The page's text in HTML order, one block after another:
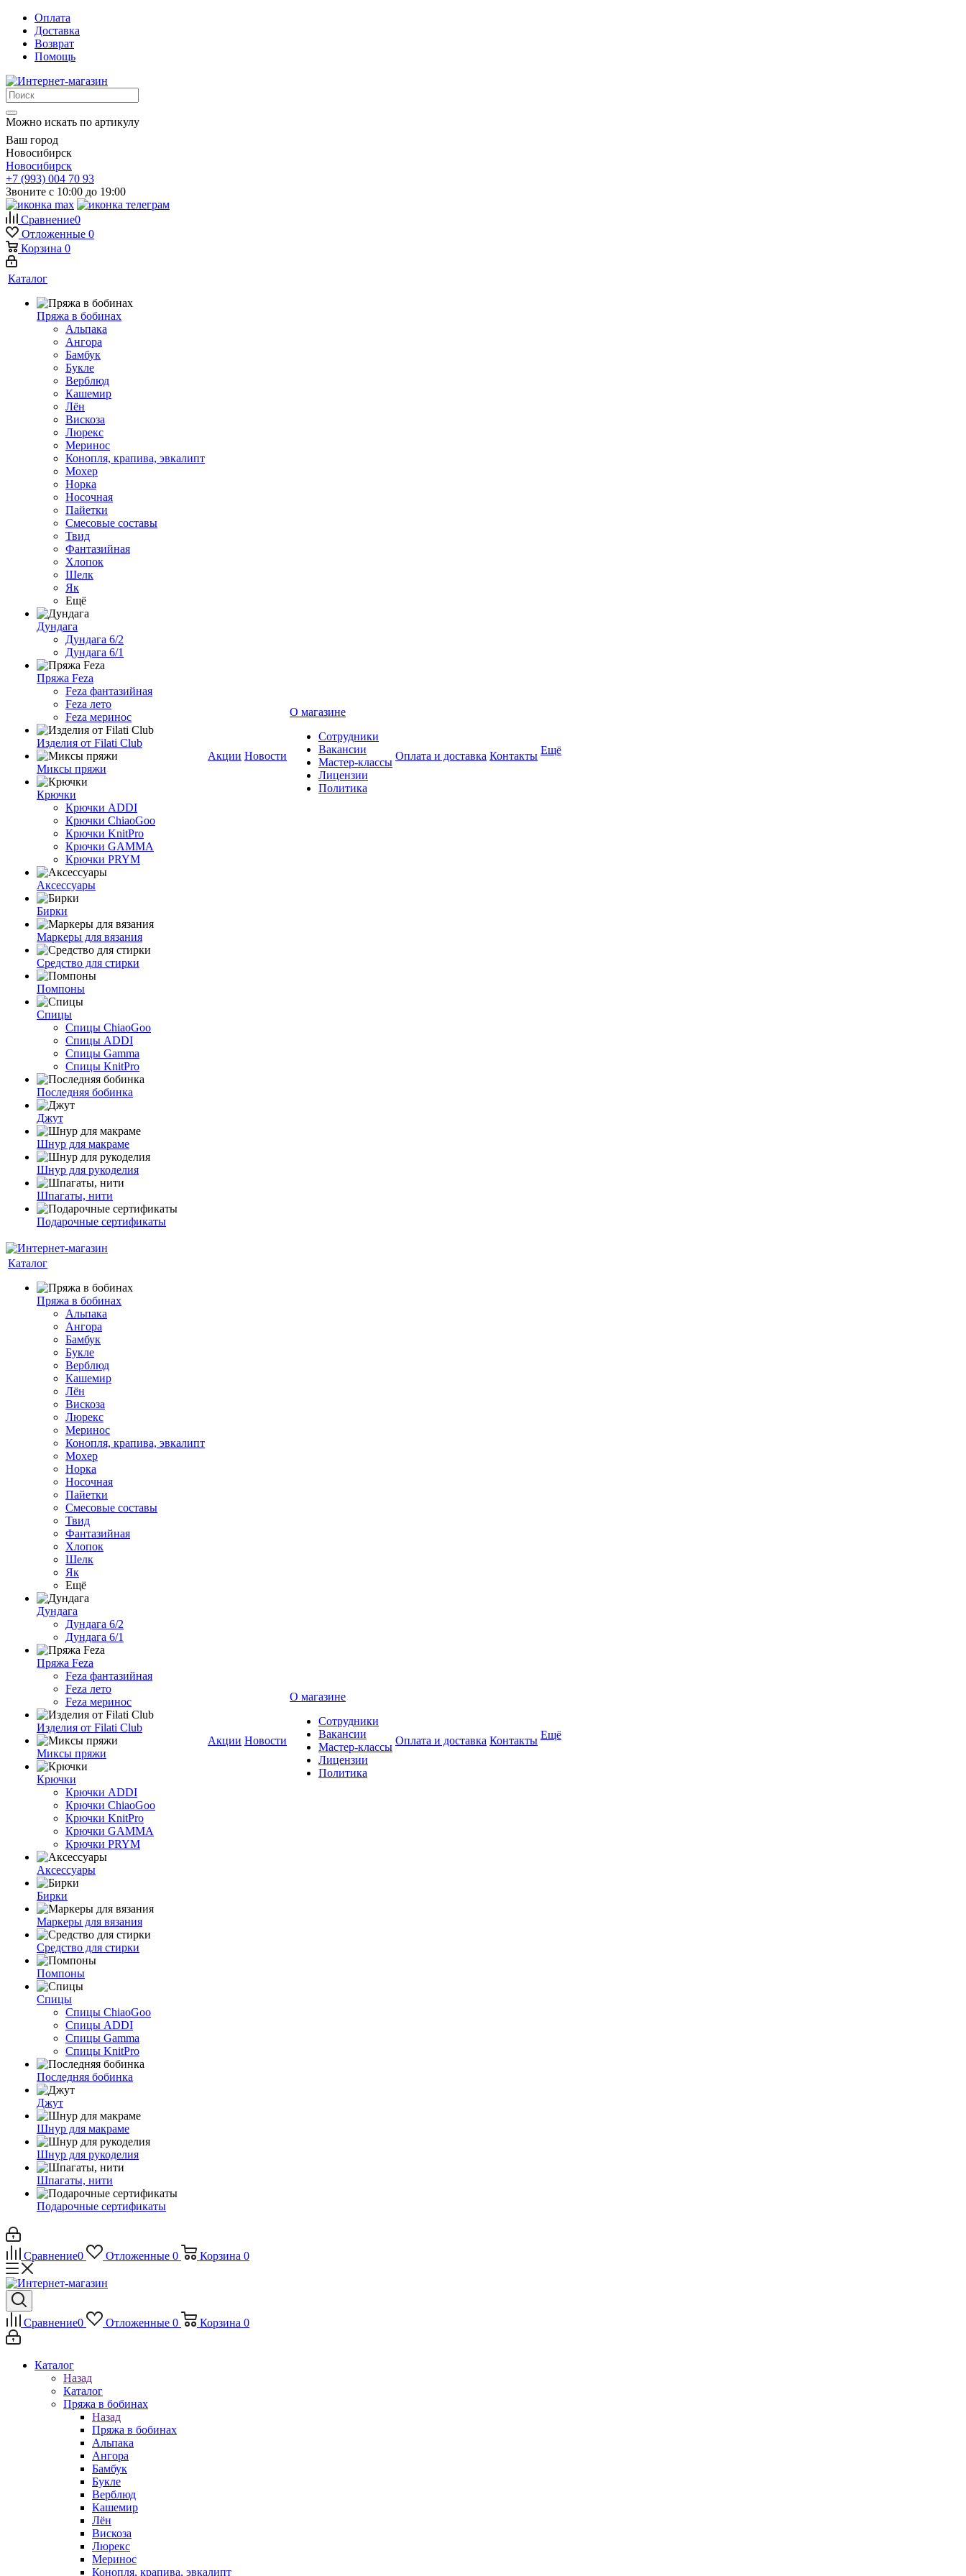
Оплата
Доставка
Возврат
Помощь
Можно искать по артикулу
Ваш город
Новосибирск
Новосибирск
+7 (993) 004 70 93
Звоните с 10:00 до 19:00
Сравнение0
Отложенные 0
Корзина 0
Каталог
Пряжа в бобинах
Альпака
Ангора
Бамбук
Букле
Верблюд
Кашемир
Лён
Вискоза
Люрекс
Меринос
Конопля, крапива, эвкалипт
Мохер
Норка
Носочная
Пайетки
Смесовые составы
Твид
Фантазийная
Хлопок
Шелк
Як
Ещё
Дундага
Дундага 6/2
Дундага 6/1
Пряжа Feza
Feza фантазийная
Feza лето
Feza меринос
Изделия от Filati Club
Миксы пряжи
Крючки
Крючки ADDI
Крючки ChiaoGoo
Крючки KnitPro
Крючки GAMMA
Крючки PRYM
Аксессуары
Бирки
Маркеры для вязания
Средство для стирки
Помпоны
Спицы
Спицы ChiaoGoo
Спицы ADDI
Спицы Gamma
Спицы KnitPro
Последняя бобинка
Джут
Шнур для макраме
Шнур для рукоделия
Шпагаты, нити
Подарочные сертификаты
Акции Новости
О магазине
Сотрудники
Вакансии
Мастер-классы
Лицензии
Политика
Оплата и доставка Контакты Ещё
Каталог
Пряжа в бобинах
Альпака
Ангора
Бамбук
Букле
Верблюд
Кашемир
Лён
Вискоза
Люрекс
Меринос
Конопля, крапива, эвкалипт
Мохер
Норка
Носочная
Пайетки
Смесовые составы
Твид
Фантазийная
Хлопок
Шелк
Як
Ещё
Дундага
Дундага 6/2
Дундага 6/1
Пряжа Feza
Feza фантазийная
Feza лето
Feza меринос
Изделия от Filati Club
Миксы пряжи
Крючки
Крючки ADDI
Крючки ChiaoGoo
Крючки KnitPro
Крючки GAMMA
Крючки PRYM
Аксессуары
Бирки
Маркеры для вязания
Средство для стирки
Помпоны
Спицы
Спицы ChiaoGoo
Спицы ADDI
Спицы Gamma
Спицы KnitPro
Последняя бобинка
Джут
Шнур для макраме
Шнур для рукоделия
Шпагаты, нити
Подарочные сертификаты
Акции Новости
О магазине
Сотрудники
Вакансии
Мастер-классы
Лицензии
Политика
Оплата и доставка Контакты Ещё
Сравнение0 Отложенные 0 Корзина 0
Сравнение0 Отложенные 0 Корзина 0
Каталог
Назад
Каталог
Пряжа в бобинах
Назад
Пряжа в бобинах
Альпака
Ангора
Бамбук
Букле
Верблюд
Кашемир
Лён
Вискоза
Люрекс
Меринос
Конопля, крапива, эвкалипт